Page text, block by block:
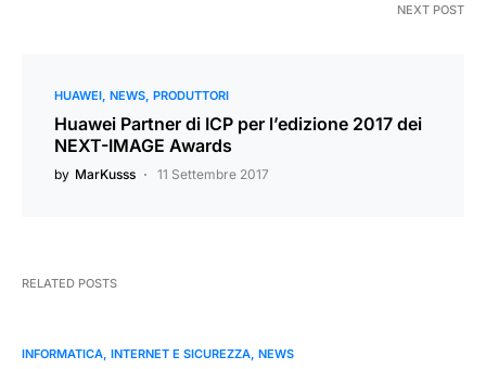
NEXT POST
HUAWEI NEWS PRODUTTORI
Huawei Partner di ICP per l’edizione 2017 dei
NEXT-IMAGE Awards
by MarKusss 11 Settembre 2017
RELATED POSTS
INFORMATICA INTERNET E SICUREZZA NEWS